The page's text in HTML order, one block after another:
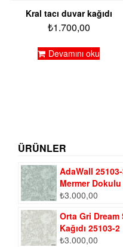
Kral tacı duvar kağıdı
₺1.700,00
Devamını oku
ÜRÜNLER
AdaWall
Mermer Dokulu
₺3.000,00
Orta Gri
Kağıdı 25103-2
₺3.000,00